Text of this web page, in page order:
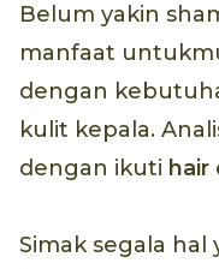
Belum yakin
manfaat
dengan
kulit kepala.
dengan ikuti hair
Simak segala